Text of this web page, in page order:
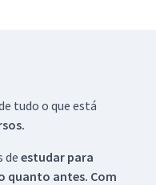
tudo o que está
de estudar para
quanto antes. Com